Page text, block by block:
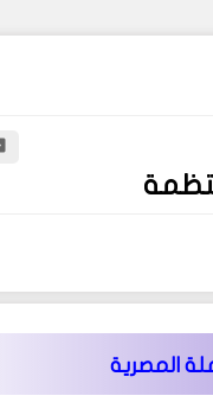
المصرية